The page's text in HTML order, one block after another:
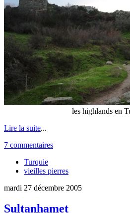
les highlands en
Lire la suite...
7 commentaires
Turquie
vieilles pierres
mardi 27 décembre 2005
Sultanhamet